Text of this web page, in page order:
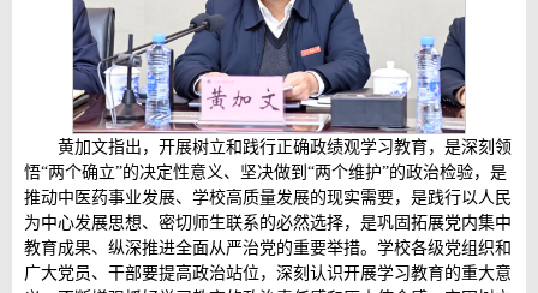
黄加文指出，开展树立和践行正确政绩观学习教育，是深刻领
悟“两个确立”的决定性意义、坚决做到“两个维护”的政治检验，是
推动中医药事业发展、学校高质量发展的现实需要，是践行以人民
为中心发展思想、密切师生联系的必然选择，是巩固拓展党内集中
教育成果、纵深推进全面从严治党的重要举措。学校各级党组织和
广大党员、干部要提高政治站位，深刻认识开展学习教育的重大意